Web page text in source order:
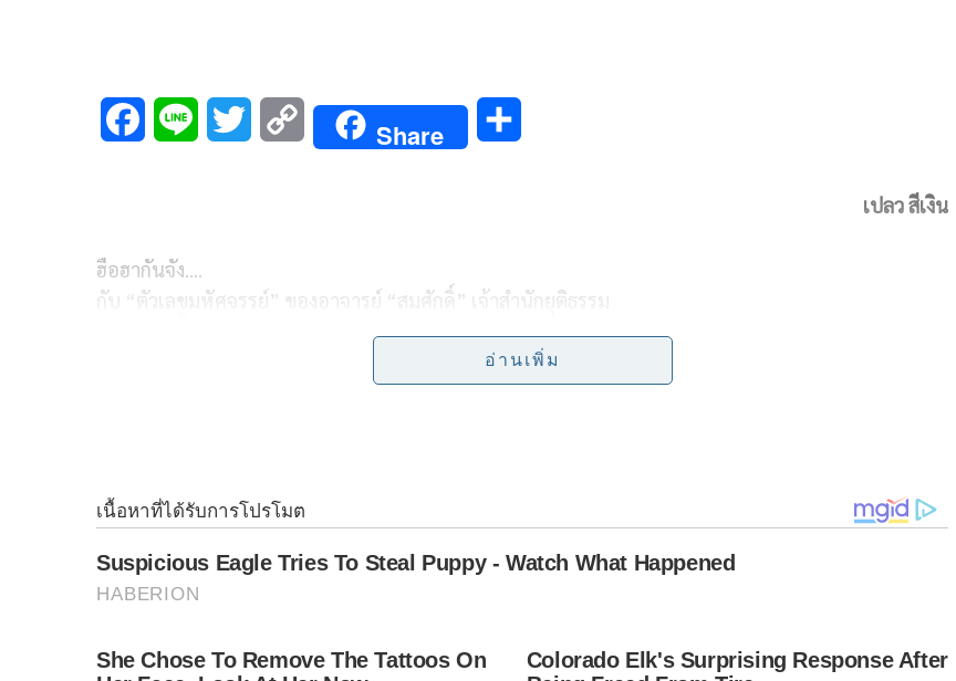
b
t
Share
e
เปลว สีเงิน
ฮือฮากันจัง….
กับ “ตัวเลขมหัศจรรย์” ของอาจารย์ “สมศักดิ์” เจ้าสำนักยุติธรรม
มีตัวเลขอยู่ ๒ ชุดให้เลือก ใครชอบชุดไหน เลือกเอานะ
ชุดแรก เป็นชุดจำนำข้าว “มีหลายเลข” เลือกเอา
พลอย อดีตอธิบดีกรมการค้าต่างประเทศ โทษคุก ๔๐ ปี ลดเหลือ ๘ ปี จะพ้นโทษ กค.๖๙
อภิชาติ จันทร์สกุลพร (เสี่ยเปี๋ยง) นักธุรกิจ คนสนิททักษิณ โทษคุก ๔๘ ปี ลดเหลือ ๖ ปี ๓ เดือน จะพ้น
โทษ ธค.๖๖
ชุดที่ ๒ เป็นชุด “สินบนต่างชาติ” มีตัวเดียวเหน่งๆ
อ่านเพิ่ม